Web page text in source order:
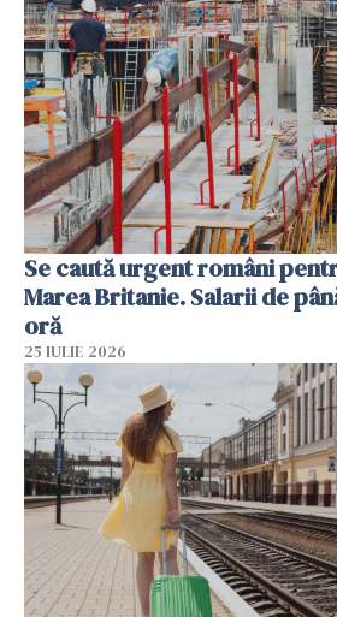
Se caută urgent români
Marea Britanie. Salarii de
oră
25 IULIE 2026